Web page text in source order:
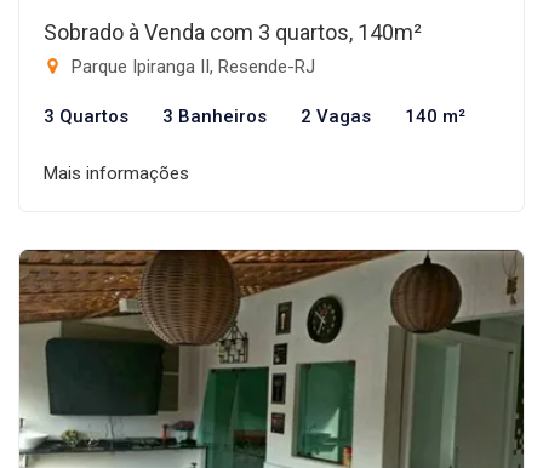
Sobrado à Venda com 3 quartos, 140m²
Parque Ipiranga II, Resende-RJ
3 Quartos 3 Banheiros 2 Vagas 140 m²
Mais informações